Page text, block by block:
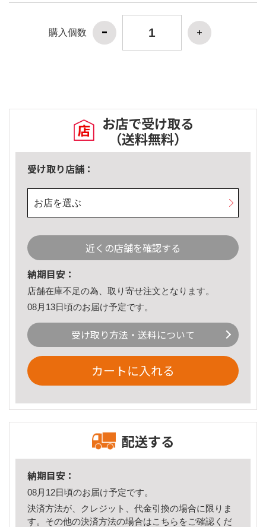
購入個数
お店で受け取る
（送料無料）
受け取り店舗：
お店を選ぶ
近くの店舗を確認する
納期目安：
店舗在庫不足の為、取り寄せ注文となります。
08月13日頃のお届け予定です。
受け取り方法・送料について
カートに入れる
配送する
納期目安：
08月12日頃のお届け予定です。
決済方法が、クレジット、代金引換の場合に限りま
す。その他の決済方法の場合はこちら をご確認くだ